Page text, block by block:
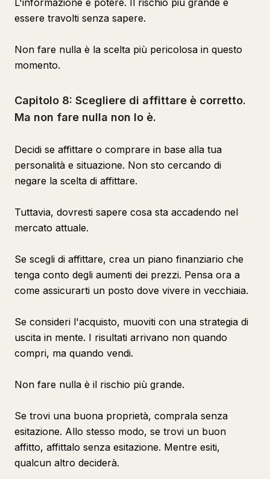
L'informazione è potere. Il rischio più grande è
essere travolti senza sapere.
Non fare nulla è la scelta più pericolosa in questo
momento.
Capitolo 8: Scegliere di affittare è corretto.
Ma non fare nulla non lo è.
Decidi se affittare o comprare in base alla tua
personalità e situazione. Non sto cercando di
negare la scelta di affittare.
Tuttavia, dovresti sapere cosa sta accadendo nel
mercato attuale.
Se scegli di affittare, crea un piano finanziario che
tenga conto degli aumenti dei prezzi. Pensa ora a
come assicurarti un posto dove vivere in vecchiaia.
Se consideri l'acquisto, muoviti con una strategia di
uscita in mente. I risultati arrivano non quando
compri, ma quando vendi.
Non fare nulla è il rischio più grande.
Se trovi una buona proprietà, comprala senza
esitazione. Allo stesso modo, se trovi un buon
affitto, affittalo senza esitazione. Mentre esiti,
qualcun altro deciderà.